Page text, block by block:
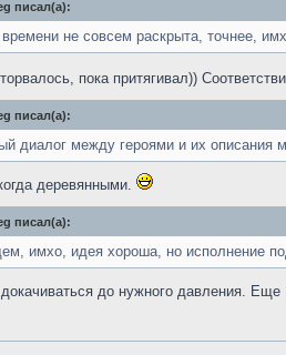
писал(а):
не совсем раскрыта, точнее,
пока притягивал))
писал(а):
диалог между героями и их описания
деревянными.
писал(а):
имхо, идея хороша, но исполнение
до нужного давления. Еще